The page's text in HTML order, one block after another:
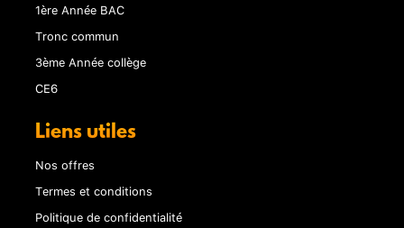
1ère Année BAC
Tronc commun
3ème Année collège
CE6
Liens utiles
Nos offres
Termes et conditions
Politique de confidentialité